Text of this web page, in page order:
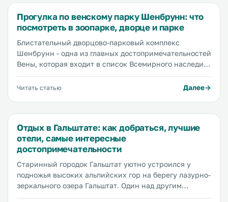
Прогулка по венскому парку Шенбрунн: что
посмотреть в зоопарке, дворце и парке
Блистательный дворцово-парковый комплекс
Шенбрунн - одна из главных достопримечательностей
Вены, которая входит в список Всемирного наследия
ЮНЕСКО. На территории бывшей летней резиденции
императорской семьи Габсбургов расположен
ценность которого - удивительные панды.
Рассказываем, что куда сходить и что посмотреть в
Шенбрунн, сколько стоят входные билеты и где
остановиться поблизости.
Читать статью Далее
Отдых в Гальштате: как добраться, лучшие
отели, самые интересные
достопримечательности
Старинный городок Гальштат уютно устроился у
подножья высоких альпийских гор на берегу лазурно-
зеркального озера Гальштат. Один над другим
возвышаются домики с серыми черепичными